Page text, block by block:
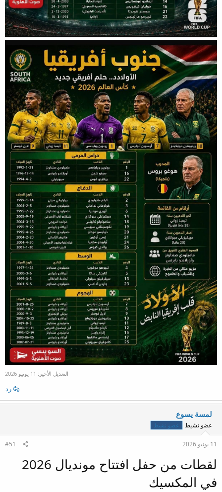
التعديل الأخير: 11 يونيو 2026
رد
لمسة يسوع
عضو نشيط عضو نشيط
11 يونيو 2026 #51
لقطات من حفل افتتاح مونديال 2026
في المكسيك